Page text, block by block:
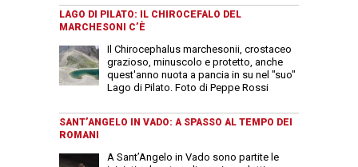
LAGO DI PILATO: IL CHIROCEFALO DEL
MARCHESONI C’È
Il Chirocephalus marchesonii, crostaceo
grazioso, minuscolo e protetto, anche
quest'anno nuota a pancia in su nel "suo"
Lago di Pilato. Foto di Peppe Rossi
SANT’ANGELO IN VADO: A SPASSO AL TEMPO DEI
ROMANI
A Sant’Angelo in Vado sono partite le